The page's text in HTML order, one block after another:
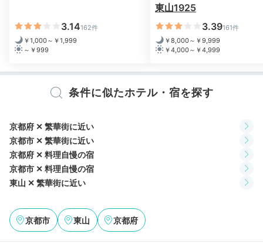
Freetime
20:00
昼とは違う表情が美しい
3.14162件
￥1,000～￥1,999
～￥999
東山1925
3.39161件
￥8,000～￥9,999
￥4,000～￥4,999
条件に似たホテル・宿を探す
京都府 ✕ 繁華街に近い
京都市 ✕ 繁華街に近い
京都府 ✕ 料理自慢の宿
京都市 ✕ 料理自慢の宿
東山 ✕ 繁華街に近い
京都市 東山 京都府